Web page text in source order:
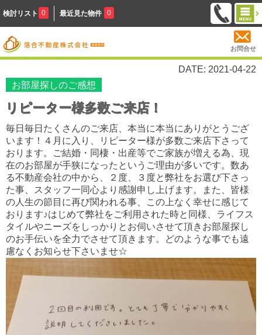
検討リスト 0 最近見た物件 0
お問合せ
DATE: 2021-04-22
お部屋探しのご感想
リピーター様多数ご来店！
毎日毎日たくさんのご来店、本当に本当にありがとうござ
います！４月に入り、リピーター様が多数ご来店下さって
おります。ご結婚・同棲・出産等でご家族が増える為、現
在のお部屋が手狭になったというご理由が多いです。数あ
る不動産会社の中から、２度、３度と弊社をお選び下さっ
た事、スタッフ一同心より感謝申し上げます。また、皆様
の人生の節目に再び関われる事、この上なく幸せに感じて
おります♪はじめて弊社をご利用された時と同様、ライフス
タイルやニーズをしっかりとお伺いさせて頂きお部屋探し
のお手伝いを全力でさせて頂きます。どのような事でも遠
慮なくお知らせ下さいませ☆